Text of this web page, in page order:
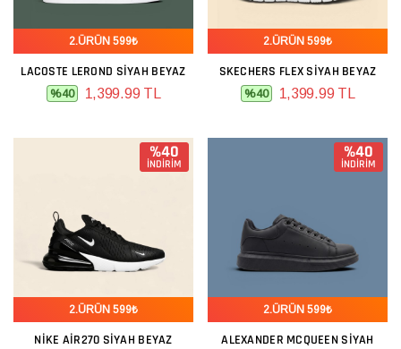
2.ÜRÜN 599₺
LACOSTE LEROND SIYAH BEYAZ
%40 1,399.99 TL
2.ÜRÜN 599₺
SKECHERS FLEX SIYAH BEYAZ
%40 1,399.99 TL
%40
İNDİRİM
2.ÜRÜN 599₺
NIKE AIR270 SIYAH BEYAZ
%40
İNDİRİM
2.ÜRÜN 599₺
ALEXANDER MCQUEEN SIYAH